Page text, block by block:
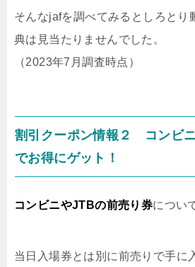
そんなjafを調べてみるとしろとり
典は見当たりませんでした。
（2023年7月調査時点）
割引クーポン情報２ コンビ
でお得にゲット！
コンビニやJTBの前売り券につい
当日入場券とは別に前売りで手に